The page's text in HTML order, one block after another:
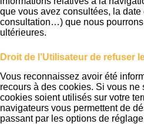
que vous avez consultées, la date
consultation…) que nous
ultérieures.
Droit de l’Utilisateur de refuser
Vous reconnaissez avoir été
recours à des cookies. Si vous
cookies soient utilisés sur votre
navigateurs vous permettent de
passant par les options de